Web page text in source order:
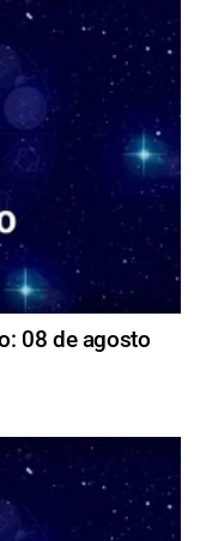
08 de agosto